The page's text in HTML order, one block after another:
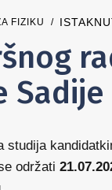
FIZIKU
Sadije
održati